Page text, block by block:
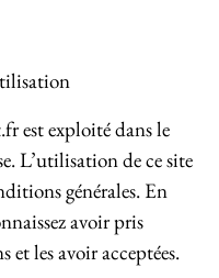
est exploité dans le
L’utilisation de ce site
générales. En
avoir pris
et les avoir acceptées.